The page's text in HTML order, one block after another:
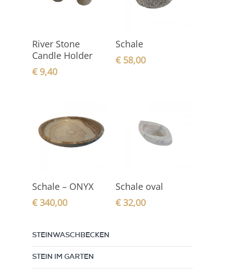
Warenkorb
River Stone
Candle Holder
€9,40
Schale
€58,00
In den
Schale – ONYX
€340,00
In den
Schale oval
€32,00
STEINWASCHBECKEN
STEIN IM GARTEN